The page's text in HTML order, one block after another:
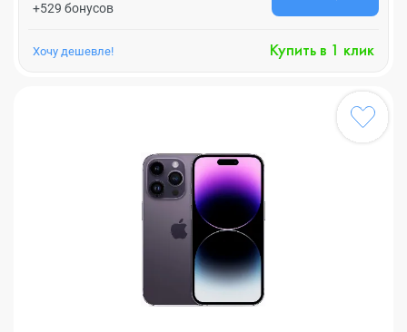
+529 бонусов
Хочу дешевле! Купить в 1 клик